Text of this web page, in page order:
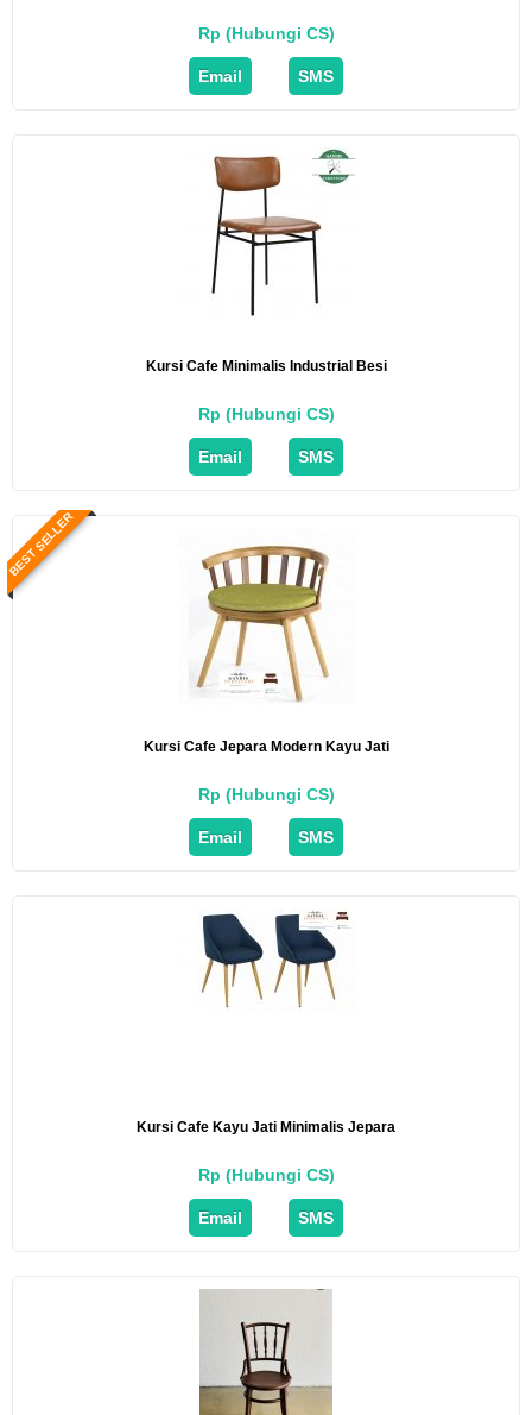
Rp (Hubungi CS)
Email SMS
Kursi Cafe Minimalis Industrial Besi
Rp (Hubungi CS)
Email SMS
BEST SELLER
Kursi Cafe Jepara Modern Kayu Jati
Rp (Hubungi CS)
Email SMS
Kursi Cafe Kayu Jati Minimalis Jepara
Rp (Hubungi CS)
Email SMS